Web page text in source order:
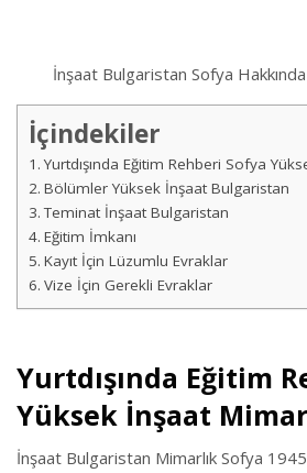
İnşaat Bulgaristan Sofya
İçindekiler
Yurtdışında Eğitim Rehberi Sofya
Bölümler Yüksek İnşaat Bulgaristan
Teminat İnşaat Bulgaristan
Eğitim İmkanı
Kayıt İçin Lüzumlu Evraklar
Vize İçin Gerekli Evraklar
Yurtdışında Eğitim
Yüksek İnşaat
İnşaat Bulgaristan Mimarlık Sofya